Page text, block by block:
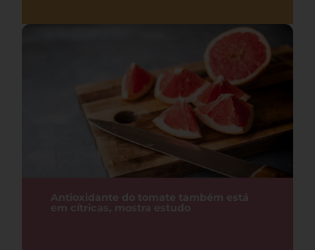
Antioxidante do tomate também está
em cítricas, mostra estudo